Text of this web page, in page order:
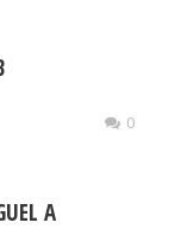
0
A